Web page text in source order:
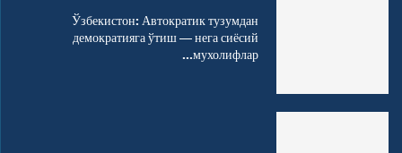
Ўзбекистон: Автократик тузумдан
демократияга ўтиш — нега сиёсий
мухолифлар...